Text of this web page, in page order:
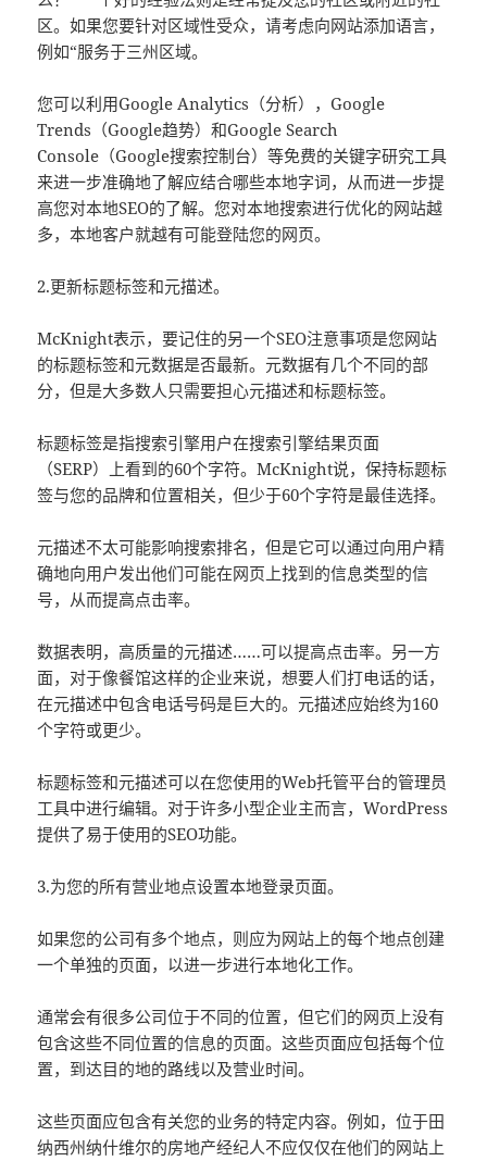
区。如果您要针对区域性受众，请考虑向网站添加语言，
例如“服务于三州区域。
您可以利用Google Analytics（分析），Google
Trends（Google趋势）和Google Search
Console（Google搜索控制台）等免费的关键字研究工具
来进一步准确地了解应结合哪些本地字词，从而进一步提
高您对本地SEO的了解。您对本地搜索进行优化的网站越
多，本地客户就越有可能登陆您的网页。
2.更新标题标签和元描述。
McKnight表示，要记住的另一个SEO注意事项是您网站
的标题标签和元数据是否最新。元数据有几个不同的部
分，但是大多数人只需要担心元描述和标题标签。
标题标签是指搜索引擎用户在搜索引擎结果页面
（SERP）上看到的60个字符。McKnight说，保持标题标
签与您的品牌和位置相关，但少于60个字符是最佳选择。
元描述不太可能影响搜索排名，但是它可以通过向用户精
确地向用户发出他们可能在网页上找到的信息类型的信
号，从而提高点击率。
数据表明，高质量的元描述……可以提高点击率。另一方
面，对于像餐馆这样的企业来说，想要人们打电话的话，
在元描述中包含电话号码是巨大的。元描述应始终为160
个字符或更少。
标题标签和元描述可以在您使用的Web托管平台的管理员
工具中进行编辑。对于许多小型企业主而言，WordPress
提供了易于使用的SEO功能。
3.为您的所有营业地点设置本地登录页面。
如果您的公司有多个地点，则应为网站上的每个地点创建
一个单独的页面，以进一步进行本地化工作。
通常会有很多公司位于不同的位置，但它们的网页上没有
包含这些不同位置的信息的页面。这些页面应包括每个位
置，到达目的地的路线以及营业时间。
这些页面应包含有关您的业务的特定内容。例如，位于田
纳西州纳什维尔的房地产经纪人不应仅仅在他们的网站上